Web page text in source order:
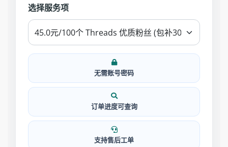
选择服务项
无需账号密码
订单进度可查询
支持售后工单